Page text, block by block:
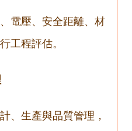
電壓、安全距離、材
工程評估。
、生產與品質管理，